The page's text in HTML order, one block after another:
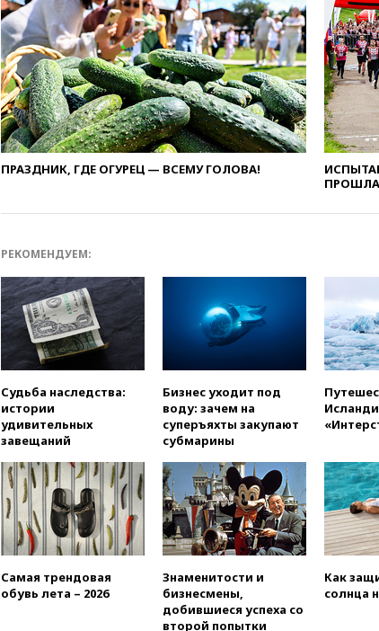
ПРАЗДНИК, ГДЕ ОГУРЕЦ — ВСЕМУ ГОЛОВА!
ПРОШЛА
РЕКОМЕНДУЕМ:
Судьба наследства:
истории
удивительных
завещаний
Бизнес уходит под
воду: зачем на
суперъяхты закупают
субмарины
Самая трендовая
обувь лета – 2026
Знаменитости и
бизнесмены,
добившиеся успеха со
второй попытки
Как
солнца